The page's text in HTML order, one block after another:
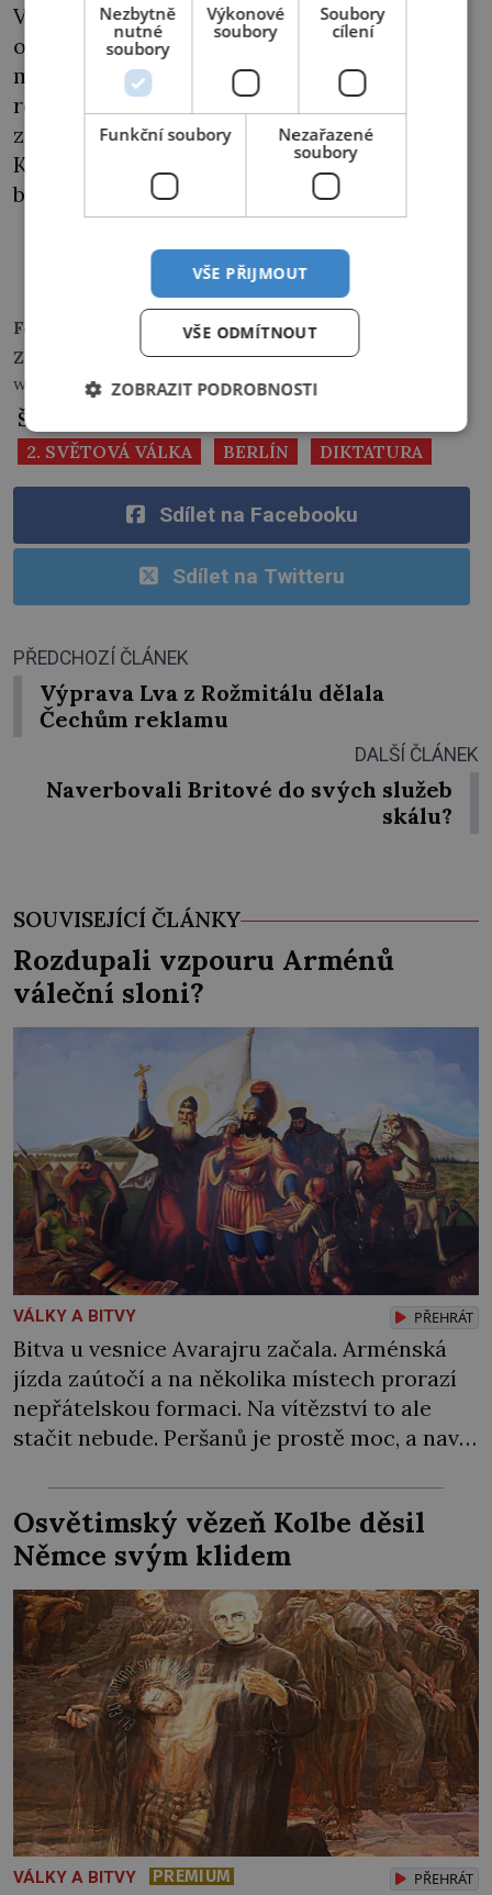
Výhled na další totalitní režim však Němce
od Sovětů pomalu, ale jistě odklání. Rozkol
mocností vrcholí v červnu 1948, kdy Sověti v
reakci na provedenou měnovou reformu v
západních sektorech vystupují z
Komandatury (Kontrolní radu opustili již v
březnu). Společný projekt právě selhal…
PŘEHRÁT
Foto:
Wikimedia Commons
Zdroje informací:SIMMS, Brendan. Hitler,
wikipedia.org
Štítky:
2. SVĚTOVÁ VÁLKA BERLÍN DIKTATURA
Sdílet na Facebooku
Sdílet na Twitteru
PŘEDCHOZÍ ČLÁNEK
Výprava Lva z Rožmitálu dělala
Čechům reklamu
DALŠÍ ČLÁNEK
Naverbovali Britové do svých služeb
skálu?
SOUVISEJÍCÍ ČLÁNKY
Rozdupali vzpouru Arménů
váleční sloni?
VÁLKY A BITVY PŘEHRÁT
Bitva u vesnice Avarajru začala. Arménská
jízda zaútočí a na několika místech prorazí
nepřátelskou formaci. Na vítězství to ale
stačit nebude. Peršanů je prostě moc, a navíc
obávané válečné slony! Arménie jako první
země na světě přijala křesťanství za státní
náboženství. Stalo se tak roku 301 během
vlády arménského krále […]
Osvětimský vězeň Kolbe děsil
Němce svým klidem
VÁLKY A BITVY PREMIUM PŘEHRÁT
Nezbytně
nutné
soubory
Výkonové
soubory
Soubory
cílení
Funkční soubory
Nezařazené
soubory
VŠE PŘIJMOUT
VŠE ODMÍTNOUT
ZOBRAZIT PODROBNOSTI